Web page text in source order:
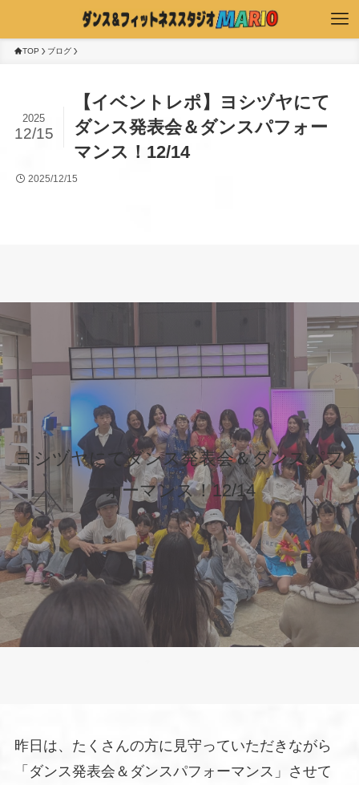
TOP ブログ
【イベントレポ】ヨシヅヤにて
ダンス発表会＆ダンスパフォー
マンス！12/14
2025
12/15
2025/12/15
ヨシヅヤにてダンス発表会＆ダンスパフ
ォーマンス！12/14
昨日は、たくさんの方に見守っていただきながら
「ダンス発表会＆ダンスパフォーマンス」させて